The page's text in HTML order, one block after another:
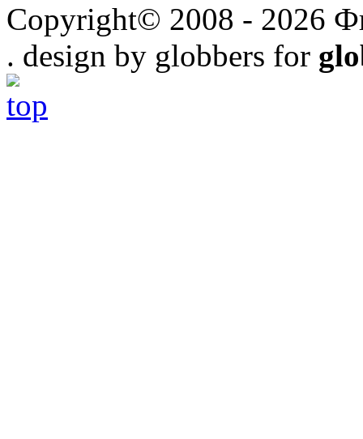
Copyright© 2008 - 2026
. design by globbers for